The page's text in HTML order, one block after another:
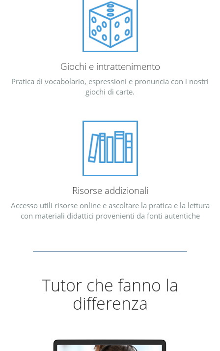
Giochi e intrattenimento
Pratica di vocabolario, espressioni e pronuncia con i nostri
giochi di carte.
Risorse addizionali
Accesso utili risorse online e ascoltare la pratica e la lettura
con materiali didattici provenienti da fonti autentiche
Tutor che fanno la
differenza